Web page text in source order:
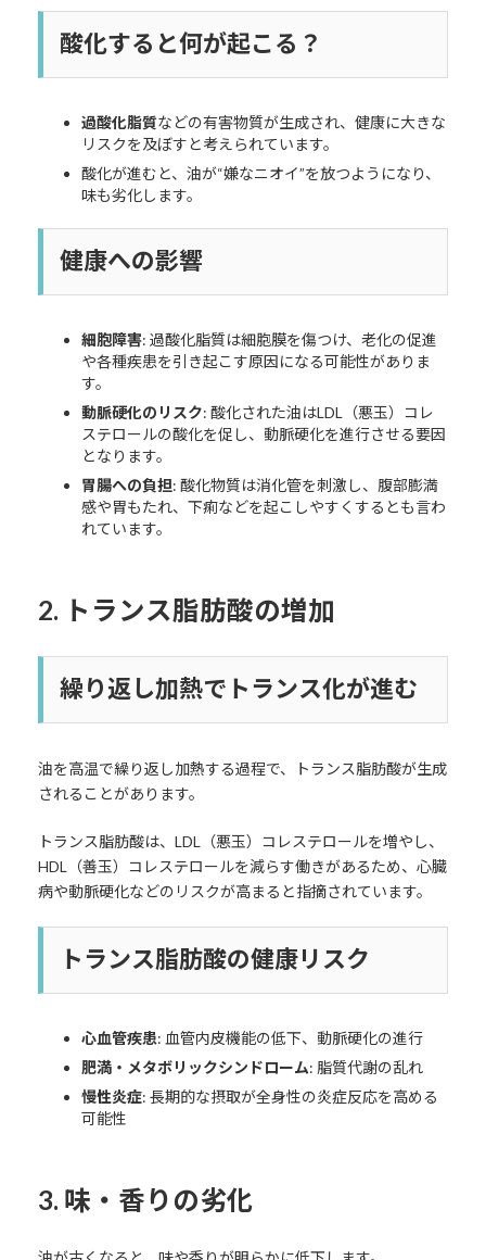
酸化すると何が起こる？
過酸化脂質などの有害物質が生成され、健康に大きな
リスクを及ぼすと考えられています。
酸化が進むと、油が“嫌なニオイ”を放つようになり、
味も劣化します。
健康への影響
細胞障害: 過酸化脂質は細胞膜を傷つけ、老化の促進
や各種疾患を引き起こす原因になる可能性がありま
す。
動脈硬化のリスク: 酸化された油はLDL（悪玉）コレ
ステロールの酸化を促し、動脈硬化を進行させる要因
となります。
胃腸への負担: 酸化物質は消化管を刺激し、腹部膨満
感や胃もたれ、下痢などを起こしやすくするとも言わ
れています。
2. トランス脂肪酸の増加
繰り返し加熱でトランス化が進む
油を高温で繰り返し加熱する過程で、トランス脂肪酸が生成
されることがあります。
トランス脂肪酸は、LDL（悪玉）コレステロールを増やし、
HDL（善玉）コレステロールを減らす働きがあるため、心臓
病や動脈硬化などのリスクが高まると指摘されています。
トランス脂肪酸の健康リスク
心血管疾患: 血管内皮機能の低下、動脈硬化の進行
肥満・メタボリックシンドローム: 脂質代謝の乱れ
慢性炎症: 長期的な摂取が全身性の炎症反応を高める
可能性
3. 味・香りの劣化